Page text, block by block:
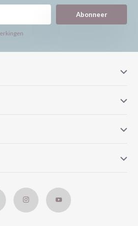
Abonneer